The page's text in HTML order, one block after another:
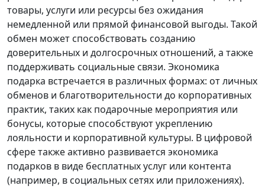
товары, услуги или ресурсы без ожидания
немедленной или прямой финансовой выгоды. Такой
обмен может способствовать созданию
доверительных и долгосрочных отношений, а также
поддерживать социальные связи. Экономика
подарка встречается в различных формах: от личных
обменов и благотворительности до корпоративных
практик, таких как подарочные мероприятия или
бонусы, которые способствуют укреплению
лояльности и корпоративной культуры. В цифровой
сфере также активно развивается экономика
подарков в виде бесплатных услуг или контента
(например, в социальных сетях или приложениях).